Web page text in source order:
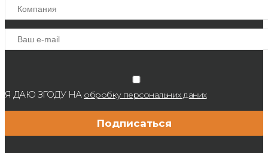
Я ДАЮ ЗГОДУ НА обробку персональних даних